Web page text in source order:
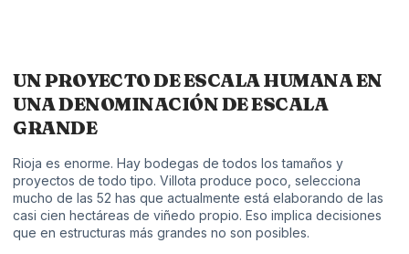
UN PROYECTO DE ESCALA HUMANA EN
UNA DENOMINACIÓN DE ESCALA
GRANDE
Rioja es enorme. Hay bodegas de todos los tamaños y
proyectos de todo tipo. Villota produce poco, selecciona
mucho de las 52 has que actualmente está elaborando de las
casi cien hectáreas de viñedo propio. Eso implica decisiones
que en estructuras más grandes no son posibles.